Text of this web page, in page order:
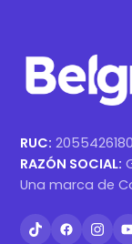
RUC:
RAZÓN SOCIAL:
Una marca de